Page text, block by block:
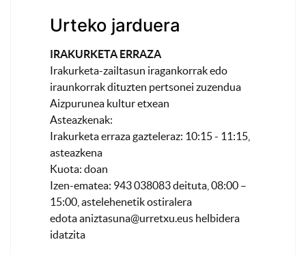
Urteko jarduera
IRAKURKETA ERRAZA
Irakurketa-zailtasun iragankorrak edo
iraunkorrak dituzten pertsonei zuzendua
Aizpurunea kultur etxean
Asteazkenak:
Irakurketa erraza gazteleraz: 10:15 - 11:15,
asteazkena
Kuota: doan
Izen-ematea: 943 038083 deituta, 08:00 –
15:00, astelehenetik ostiralera
edotaaniztasuna@urretxu.eus helbidera
idatzita